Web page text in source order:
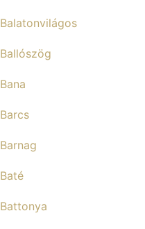
Balatonvilágos
Ballószög
Bana
Barcs
Barnag
Baté
Battonya